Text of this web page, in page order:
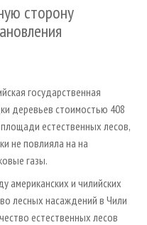
сторону
государственная
деревьев стоимостью 408
естественных лесов,
не повлияла на на
газы.
американских и чилийских
лесных насаждений в Чили
естественных лесов